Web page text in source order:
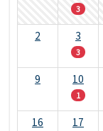
3
2 3
3
9 10
1
16 17